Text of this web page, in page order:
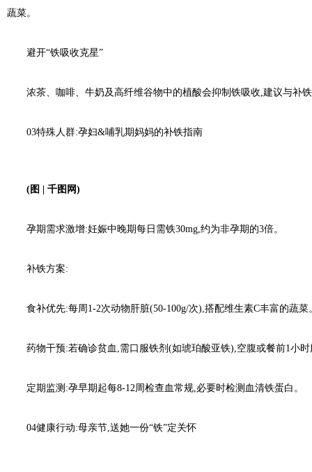
蔬菜。
避开“铁吸收克星”
浓茶、咖啡、牛奶及高纤维谷物中的植酸会抑制铁吸收,建议与补
03特殊人群:孕妇&哺乳期妈妈的补铁指南
(图 千图网)
孕期需求激增:妊娠中晚期每日需铁30mg,约为非孕期的3倍。
补铁方案:
食补优先:每周1-2次动物肝脏(50-100g/次),搭配维生素C丰富的蔬菜
药物干预:若确诊贫血,需口服铁剂(如琥珀酸亚铁),空腹或餐前1小
定期监测:孕早期起每8-12周检查血常规,必要时检测血清铁蛋白。
04健康行动:母亲节,送她一份“铁”定关怀